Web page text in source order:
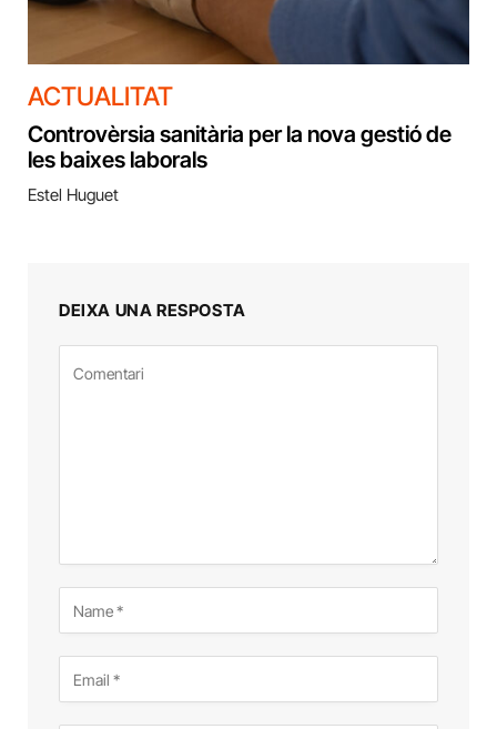
ACTUALITAT
Controvèrsia sanitària per la nova gestió de
les baixes laborals
Estel Huguet
DEIXA UNA RESPOSTA